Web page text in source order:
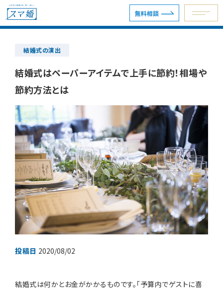
無料相談
無料相談
ウェディングプラン
ショールーム・サロン 会場を探す
会場別見積例
フェア＆キャンペーン
結婚式の演出
結婚式はペーパーアイテムで上手に節約！相場や
節約方法とは
投稿日 2020/08/02
結婚式は何かとお金がかかるものです。「予算内でゲストに喜